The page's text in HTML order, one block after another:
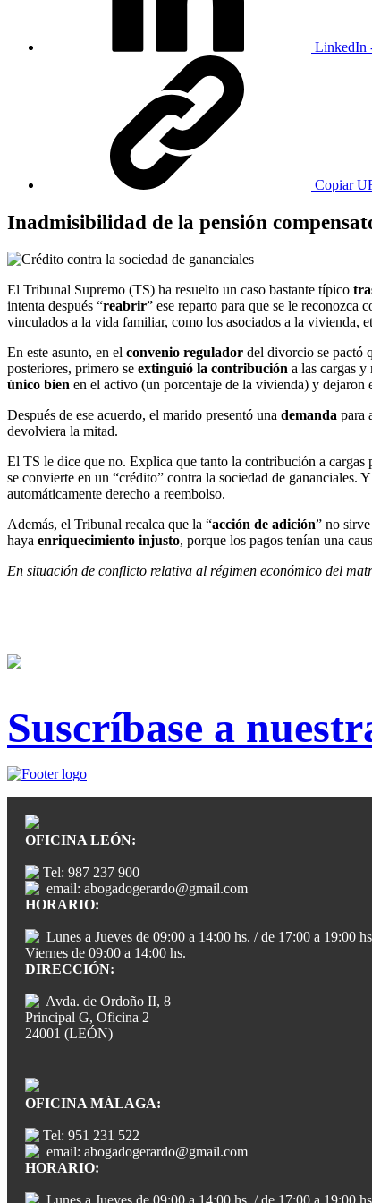
LinkedIn
Copiar
Inadmisibilidad de la pensión
El Tribunal Supremo (TS) ha resuelto un caso bastante típico
intenta después “reabrir” ese reparto para que se le reconozca
vinculados a la vida familiar, como los asociados a la vivienda,
En este asunto, en el convenio regulador del divorcio se pactó
posteriores, primero se extinguió la contribución a las cargas
único bien en el activo (un porcentaje de la vivienda) y dejaron
Después de ese acuerdo, el marido presentó una demanda para
devolviera la mitad.
El TS le dice que no. Explica que tanto la contribución a cargas
se convierte en un “crédito” contra la sociedad de gananciales.
automáticamente derecho a reembolso.
Además, el Tribunal recalca que la “acción de adición” no
haya enriquecimiento injusto, porque los pagos tenían una
En situación de conflicto relativa al régimen económico del
Suscríbase a
OFICINA LEÓN:
Tel: 987 237 900
email: abogadogerardo@gmail.com
HORARIO:
Lunes a Jueves de 09:00 a 14:00 hs. / de 17:00 a 19:00
Viernes de 09:00 a 14:00 hs.
DIRECCIÓN:
Avda. de Ordoño II, 8
Principal G, Oficina 2
24001 (LEÓN)
OFICINA MÁLAGA:
Tel: 951 231 522
email: abogadogerardo@gmail.com
HORARIO:
Lunes a Jueves de 09:00 a 14:00 hs. / de 17:00 a 19:00 hs.